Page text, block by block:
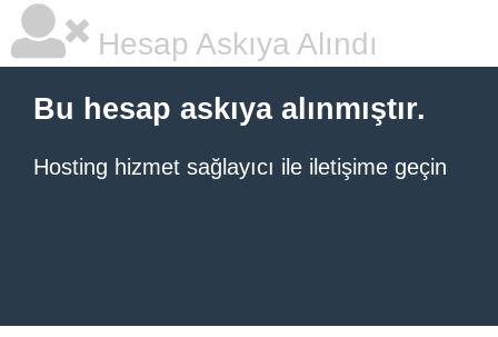
Hesap Askıya Alındı
Bu hesap askıya alınmıştır.
Hosting hizmet sağlayıcı ile iletişime geçin